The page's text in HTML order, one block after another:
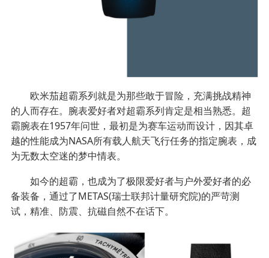
欧米茄超霸系列就是为那些敢于冒险，充满挑战精神
的人而存在。腕表爱好者对超霸系列肯定是相当熟悉。超
霸腕表在1957年问世，最初是为赛车运动而设计，因其卓
越的性能成为NASA所有载人航天飞行任务的指定腕表，成
为无数太空迷的梦中情表。
如今的超霸，也成为了极限爱好者与户外爱好者的必
备装备，通过了METAS(瑞士联邦计量研究院)的严苛测
试，精准、防震、抗磁自然不在话下。